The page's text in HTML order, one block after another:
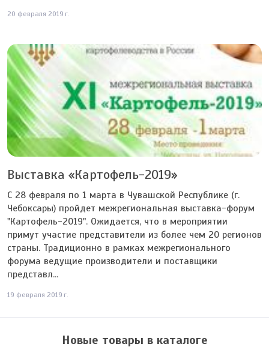
20 февраля 2019 г.
Выставка «Картофель-2019»
С 28 февраля по 1 марта в Чувашской Республике (г.
Чебоксары) пройдет межрегиональная выставка-форум
"Картофель-2019". Ожидается, что в мероприятии
примут участие представители из более чем 20 регионов
страны. Традиционно в рамках межрегионального
форума ведущие производители и поставщики
представл...
19 февраля 2019 г.
Новые товары в каталоге